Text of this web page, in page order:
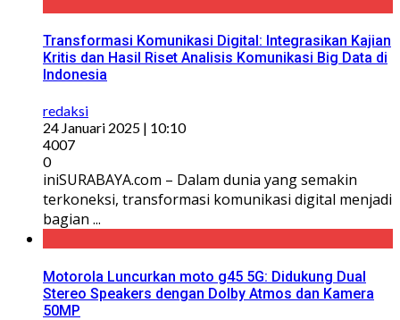
Transformasi Komunikasi Digital: Integrasikan Kajian
Kritis dan Hasil Riset Analisis Komunikasi Big Data di
Indonesia
redaksi
24 Januari 2025 | 10:10
4007
0
iniSURABAYA.com – Dalam dunia yang semakin
terkoneksi, transformasi komunikasi digital menjadi
bagian ...
Motorola Luncurkan moto g45 5G: Didukung Dual
Stereo Speakers dengan Dolby Atmos dan Kamera
50MP